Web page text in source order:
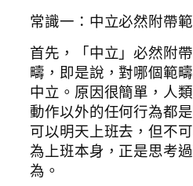
常識一：中立必然附帶
首先，「中立」必然附
疇，即是說，對哪個範
中立。原因很簡單，人
動作以外的任何行為都
可以明天上班去，但不
為上班本身，正是思考
為。